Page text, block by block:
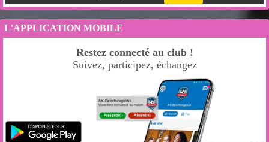
L'APPLICATION MOBILE
Restez connecté au club !
Suivez, participez, échangez